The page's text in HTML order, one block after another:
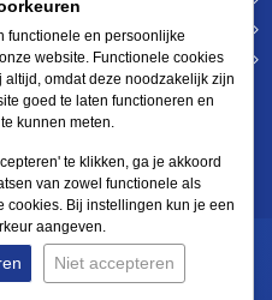
functionele en persoonlijke
website. Functionele cookies
altijd, omdat deze noodzakelijk zijn
goed te laten functioneren en
kunnen meten.
te klikken, ga je akkoord
van zowel functionele als
cookies. Bij instellingen kun je een
aangeven.
Niet accepteren